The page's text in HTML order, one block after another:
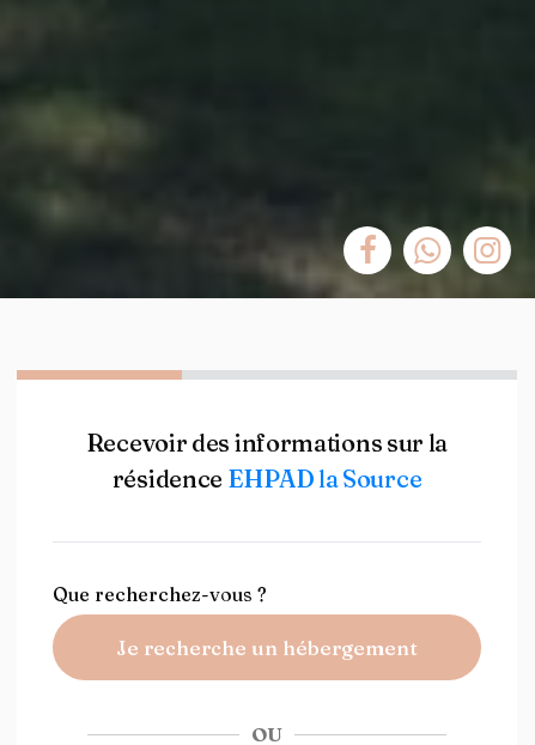
Recevoir des informations sur la
résidence EHPAD la Source
Que recherchez-vous ?
Je recherche un hébergement
OU